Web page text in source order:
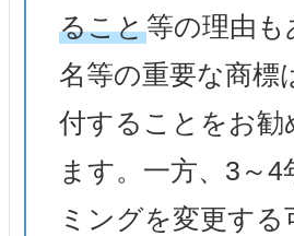
ること等の理由も
名等の重要な商標
付することをお勧
ます。一方、3～4
ミングを変更する